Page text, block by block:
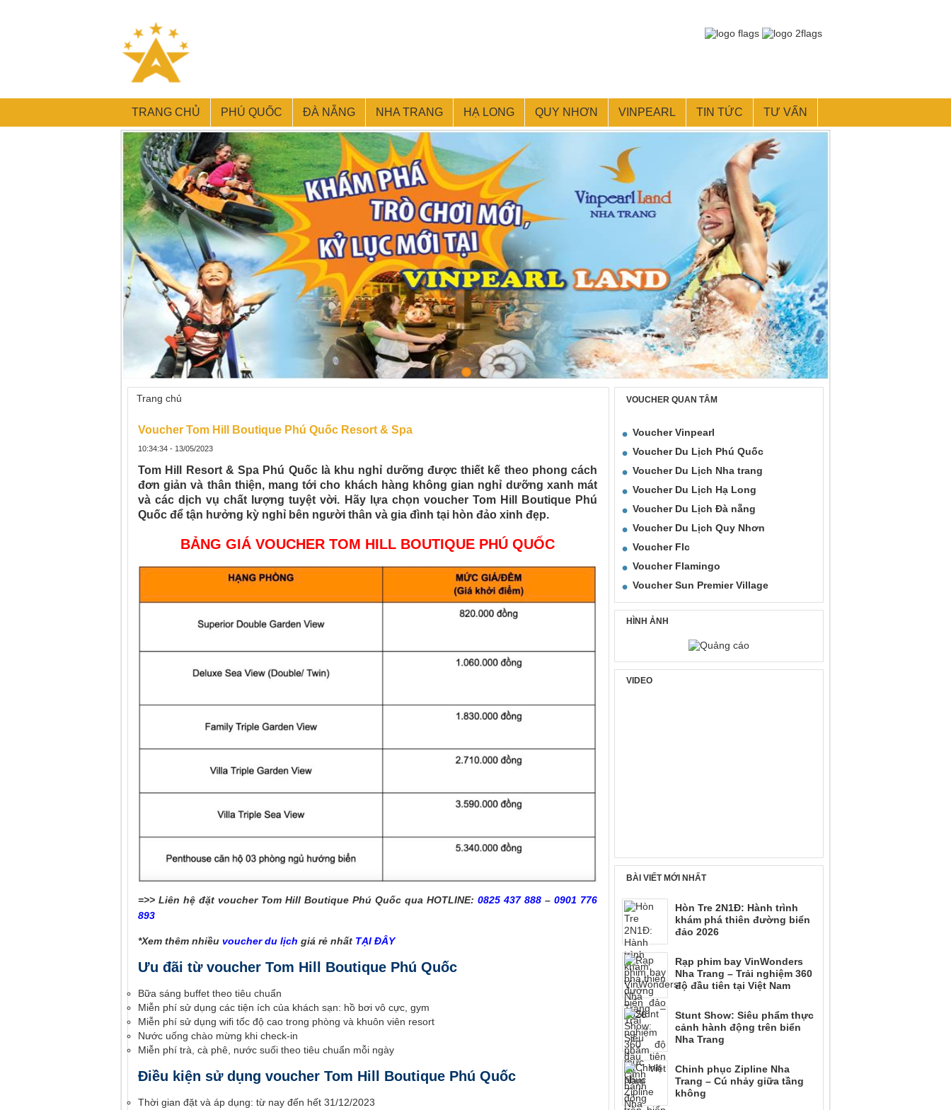
TRANG CHỦ PHÚ QUỐC ĐÀ NẴNG NHA TRANG HẠ LONG QUY NHƠN VINPEARL TIN TỨC TƯ VẤN
Trang chủ
Voucher Tom Hill Boutique Phú Quốc Resort & Spa
10:34:34 - 13/05/2023
Tom Hill Resort & Spa Phú Quốc là khu nghỉ dưỡng được thiết kế theo phong cách
đơn giản và thân thiện, mang tới cho khách hàng không gian nghỉ dưỡng xanh mát
và các dịch vụ chất lượng tuyệt vời. Hãy lựa chọn voucher Tom Hill Boutique Phú
Quốc để tận hưởng kỳ nghỉ bên người thân và gia đình tại hòn đảo xinh đẹp.
BẢNG GIÁ VOUCHER TOM HILL BOUTIQUE PHÚ QUỐC
=>> Liên hệ đặt voucher Tom Hill Boutique Phú Quốc qua HOTLINE: 0825 437 888 – 0901 776
893
*Xem thêm nhiều voucher du lịch giá rẻ nhất TẠI ĐÂY
Ưu đãi từ voucher Tom Hill Boutique Phú Quốc
Bữa sáng buffet theo tiêu chuẩn
Miễn phí sử dụng các tiện ích của khách sạn: hồ bơi vô cực, gym
Miễn phí sử dụng wifi tốc độ cao trong phòng và khuôn viên resort
Nước uống chào mừng khi check-in
Miễn phí trà, cà phê, nước suối theo tiêu chuẩn mỗi ngày
Điều kiện sử dụng voucher Tom Hill Boutique Phú Quốc
Thời gian đặt và áp dụng: từ nay đến hết 31/12/2023
VOUCHER QUAN TÂM
Voucher Vinpearl
Voucher Du Lịch Phú Quốc
Voucher Du Lịch Nha trang
Voucher Du Lịch Hạ Long
Voucher Du Lịch Đà nẵng
Voucher Du Lịch Quy Nhơn
Voucher Flc
Voucher Flamingo
Voucher Sun Premier Village
HÌNH ẢNH
VIDEO
BÀI VIẾT MỚI NHẤT
Hòn Tre 2N1Đ: Hành trình
khám phá thiên đường biển
đảo 2026
Rạp phim bay VinWonders
Nha Trang – Trải nghiệm 360
độ đầu tiên tại Việt Nam
Stunt Show: Siêu phẩm thực
cảnh hành động trên biển
Nha Trang
Chinh phục Zipline Nha
Trang – Cú nhảy giữa tầng
không